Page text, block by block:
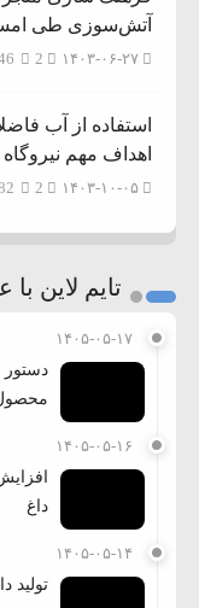
آتش‌سوزی طی
۱۴۰۳-۰۶-۲۷
استفاده از آب
اهداف مهم
۱۴۰۳-۱۰-۰۵
تایم لاین
۱۴۰۵-۰۵-۱۷
۱۴۰۵-۰۵-۱۶
داغ
۱۴۰۵-۰۵-۱۴
تولید